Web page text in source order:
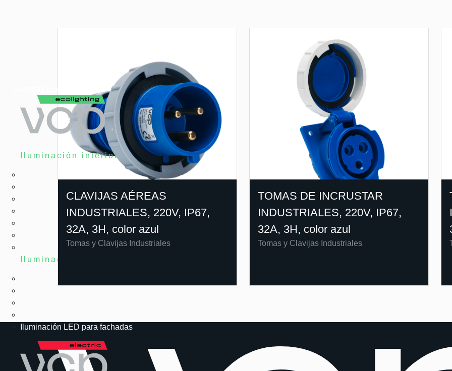
CLAVIJAS AÉREAS
INDUSTRIALES, 220V, IP67,
32A, 3H, color azul
Tomas y Clavijas Industriales
TOMAS DE INCRUSTAR
INDUSTRIALES, 220V, IP67,
32A, 3H, color azul
Tomas y Clavijas Industriales
Lineas
Iluminación interior
Paneles LED
Iluminación LED arquitectónica
Herméticas LED
High Bay LED
Emergencia LED
Iluminación exterior
Reflectores LED
Iluminación LED para fachadas